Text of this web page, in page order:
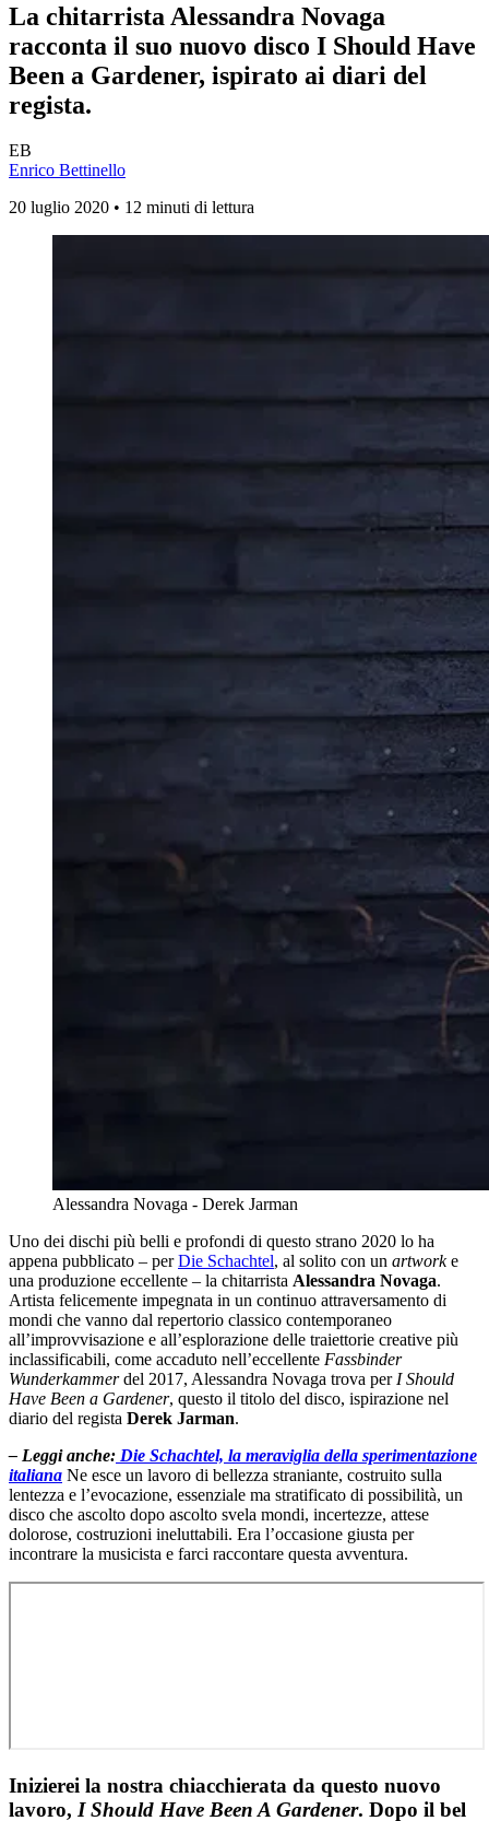
La chitarrista Alessandra Novaga
racconta il suo nuovo disco I Should Have
Been a Gardener, ispirato ai diari del
regista.
EB
Enrico Bettinello
20 luglio 2020 • 12 minuti di lettura
Alessandra Novaga - Derek Jarman
Uno dei dischi più belli e profondi di questo strano 2020 lo ha
appena pubblicato – perDie Schachtel, al solito con un artworke
una produzione eccellente – la chitarrista Alessandra Novaga.
Artista felicemente impegnata in un continuo attraversamento di
mondi che vanno dal repertorio classico contemporaneo
all’improvvisazione e all’esplorazione delle traiettorie creative più
inclassificabili, come accaduto nell’eccellente Fassbinder
Wunderkammerdel 2017, Alessandra Novaga trova per I Should
Have Been a Gardener, questo il titolo del disco, ispirazione nel
diario del regista Derek Jarman.
– Leggi anche: Die Schachtel, la meraviglia della sperimentazione
italiana Ne esce un lavoro di bellezza straniante, costruito sulla
lentezza e l’evocazione, essenziale ma stratificato di possibilità, un
disco che ascolto dopo ascolto svela mondi, incertezze, attese
dolorose, costruzioni ineluttabili. Era l’occasione giusta per
incontrare la musicista e farci raccontare questa avventura.
Inizierei la nostra chiacchierata da questo nuovo
lavoro, I Should Have Been A Gardener. Dopo il bel